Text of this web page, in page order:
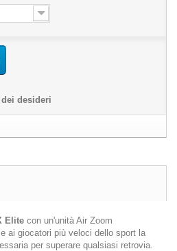
desideri
Elite con un'unità Air Zoom
ai giocatori più veloci dello sport la
per superare qualsiasi retrovia.